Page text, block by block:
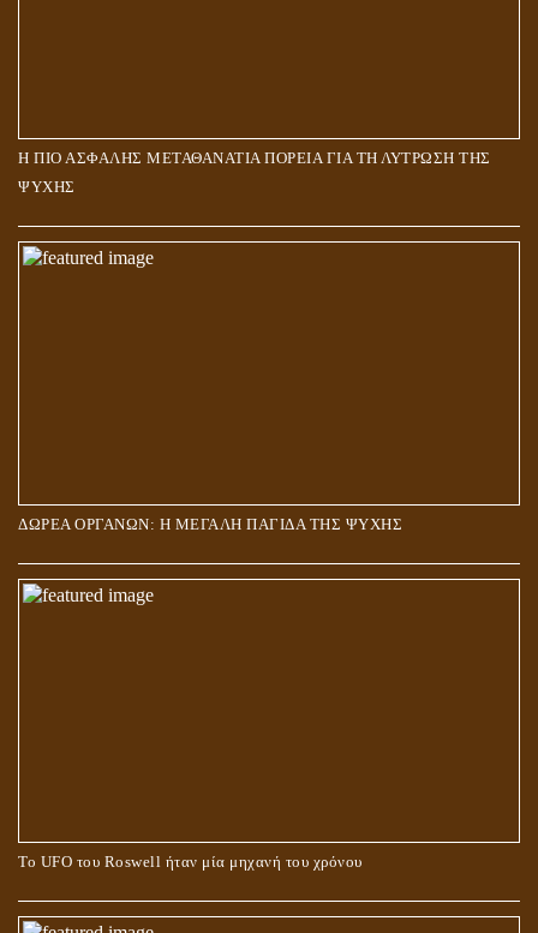
Η ΠΙΟ ΑΣΦΑΛΗΣ ΜΕΤΑΘΑΝΑΤΙΑ ΠΟΡΕΙΑ ΓΙΑ ΤΗ ΛΥΤΡΩΣΗ ΤΗΣ
ΨΥΧΗΣ
ΔΩΡΕΑ ΟΡΓΑΝΩΝ: Η ΜΕΓΑΛΗ ΠΑΓΙΔΑ ΤΗΣ ΨΥΧΗΣ
Το UFO του Roswell ήταν μία μηχανή του χρόνου